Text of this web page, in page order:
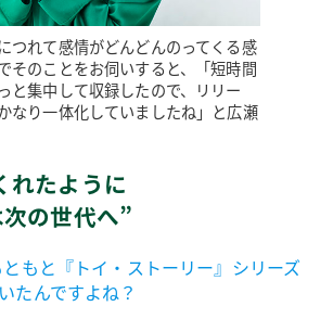
つれて感情がどんどんのってくる感
そのことをお伺いすると、「短時間
と集中して収録したので、リリー
なり一体化していましたね」と広瀬
れたように
の世代へ”
もと『トイ・ストーリー』シリーズ
たんですよね？